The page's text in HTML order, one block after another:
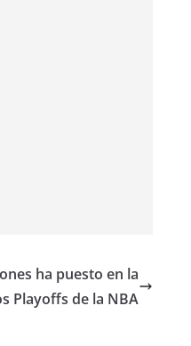
ha puesto en la
Playoffs de la NBA